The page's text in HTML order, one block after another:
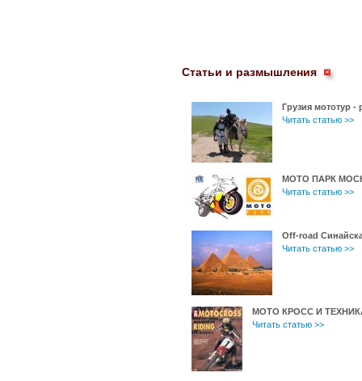
Статьи и размышления
Грузия мототур -
Читать статью >>
МОТО ПАРК
Читать статью >>
Off-road
Читать статью >>
МОТО КРОСС И
Читать статью >>